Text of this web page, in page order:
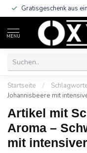
Gratisgeschenk aus
MENU
Startseite /
Johannisbeere mit
Artikel mit
Aroma –
mit